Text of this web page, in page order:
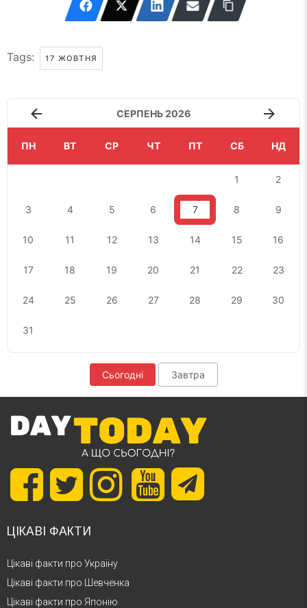
Tags: 17 ЖОВТНЯ
СЕРПЕНЬ 2026
ПН ВТ СР ЧТ ПТ СБ НД
1 2
3 4 5 6 7 8 9
10 11 12 13 14 15 16
17 18 19 20 21 22 23
24 25 26 27 28 29 30
31
Сьогодні Завтра
ЦІКАВІ ФАКТИ
Цікаві факти про Україну
Цікаві факти про Шевченка
Цікаві факти про Японію